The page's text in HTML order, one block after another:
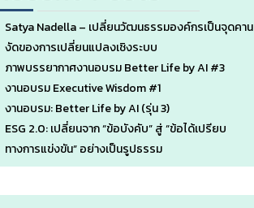
Satya Nadella – เปลี่ยนวัฒนธรรมองค์กรเป็นจุดคาน
งัดของการเปลี่ยนแปลงเชิงระบบ
ภาพบรรยากาศงานอบรม Better Life by AI #3
งานอบรม Executive Wisdom #1
งานอบรม: Better Life by AI (รุ่น 3)
ESG 2.0: เปลี่ยนจาก “ข้อบังคับ” สู่ “ข้อได้เปรียบ
ทางการแข่งขัน” อย่างเป็นรูปธรรม